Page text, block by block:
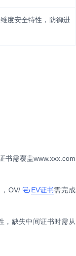
度安全特性，防御进
书需覆盖www.xxx.com
OV/ EV证书需完成
，缺失中间证书时需从